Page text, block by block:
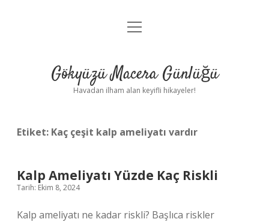
Anasayfa
Yasal Uyarı
menüyü
Gökyüzü Macera Günlüğü
Havadan ilham alan keyifli hikayeler!
Etiket: Kaç çeşit kalp ameliyatı vardır
Kalp Ameliyatı Yüzde Kaç Riskli
Tarih: Ekim 8, 2024
Kalp ameliyatı ne kadar riskli? Başlıca riskler